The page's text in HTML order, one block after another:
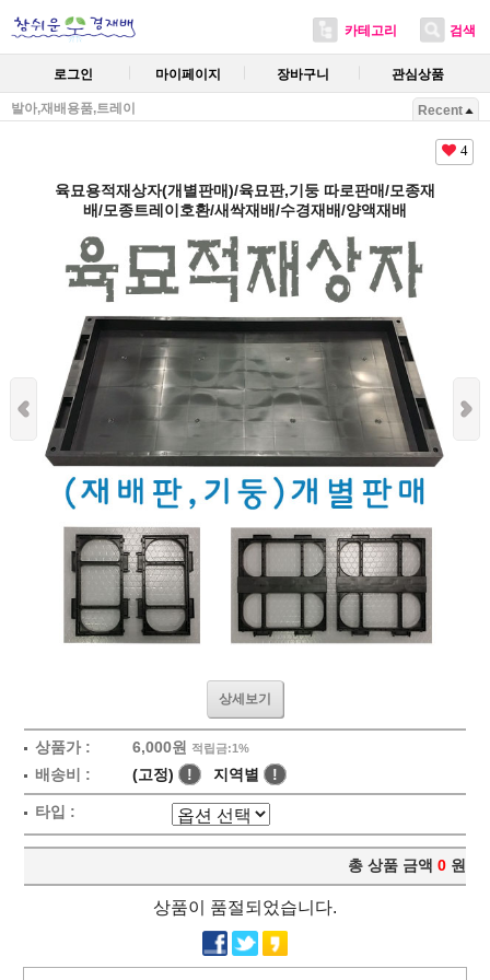
카테고리 검색
로그인 마이페이지 장바구니 관심상품
발아,재배용품,트레이 Recent
4
육묘용적재상자(개별판매)/육묘판,기둥 따로판매/모종재
배/모종트레이호환/새싹재배/수경재배/양액재배
상세보기
상품가 : 6,000원 적립금:1%
배송비 : (고정) ! 지역별 !
타입 :
총 상품 금액 0 원
상품이 품절되었습니다.